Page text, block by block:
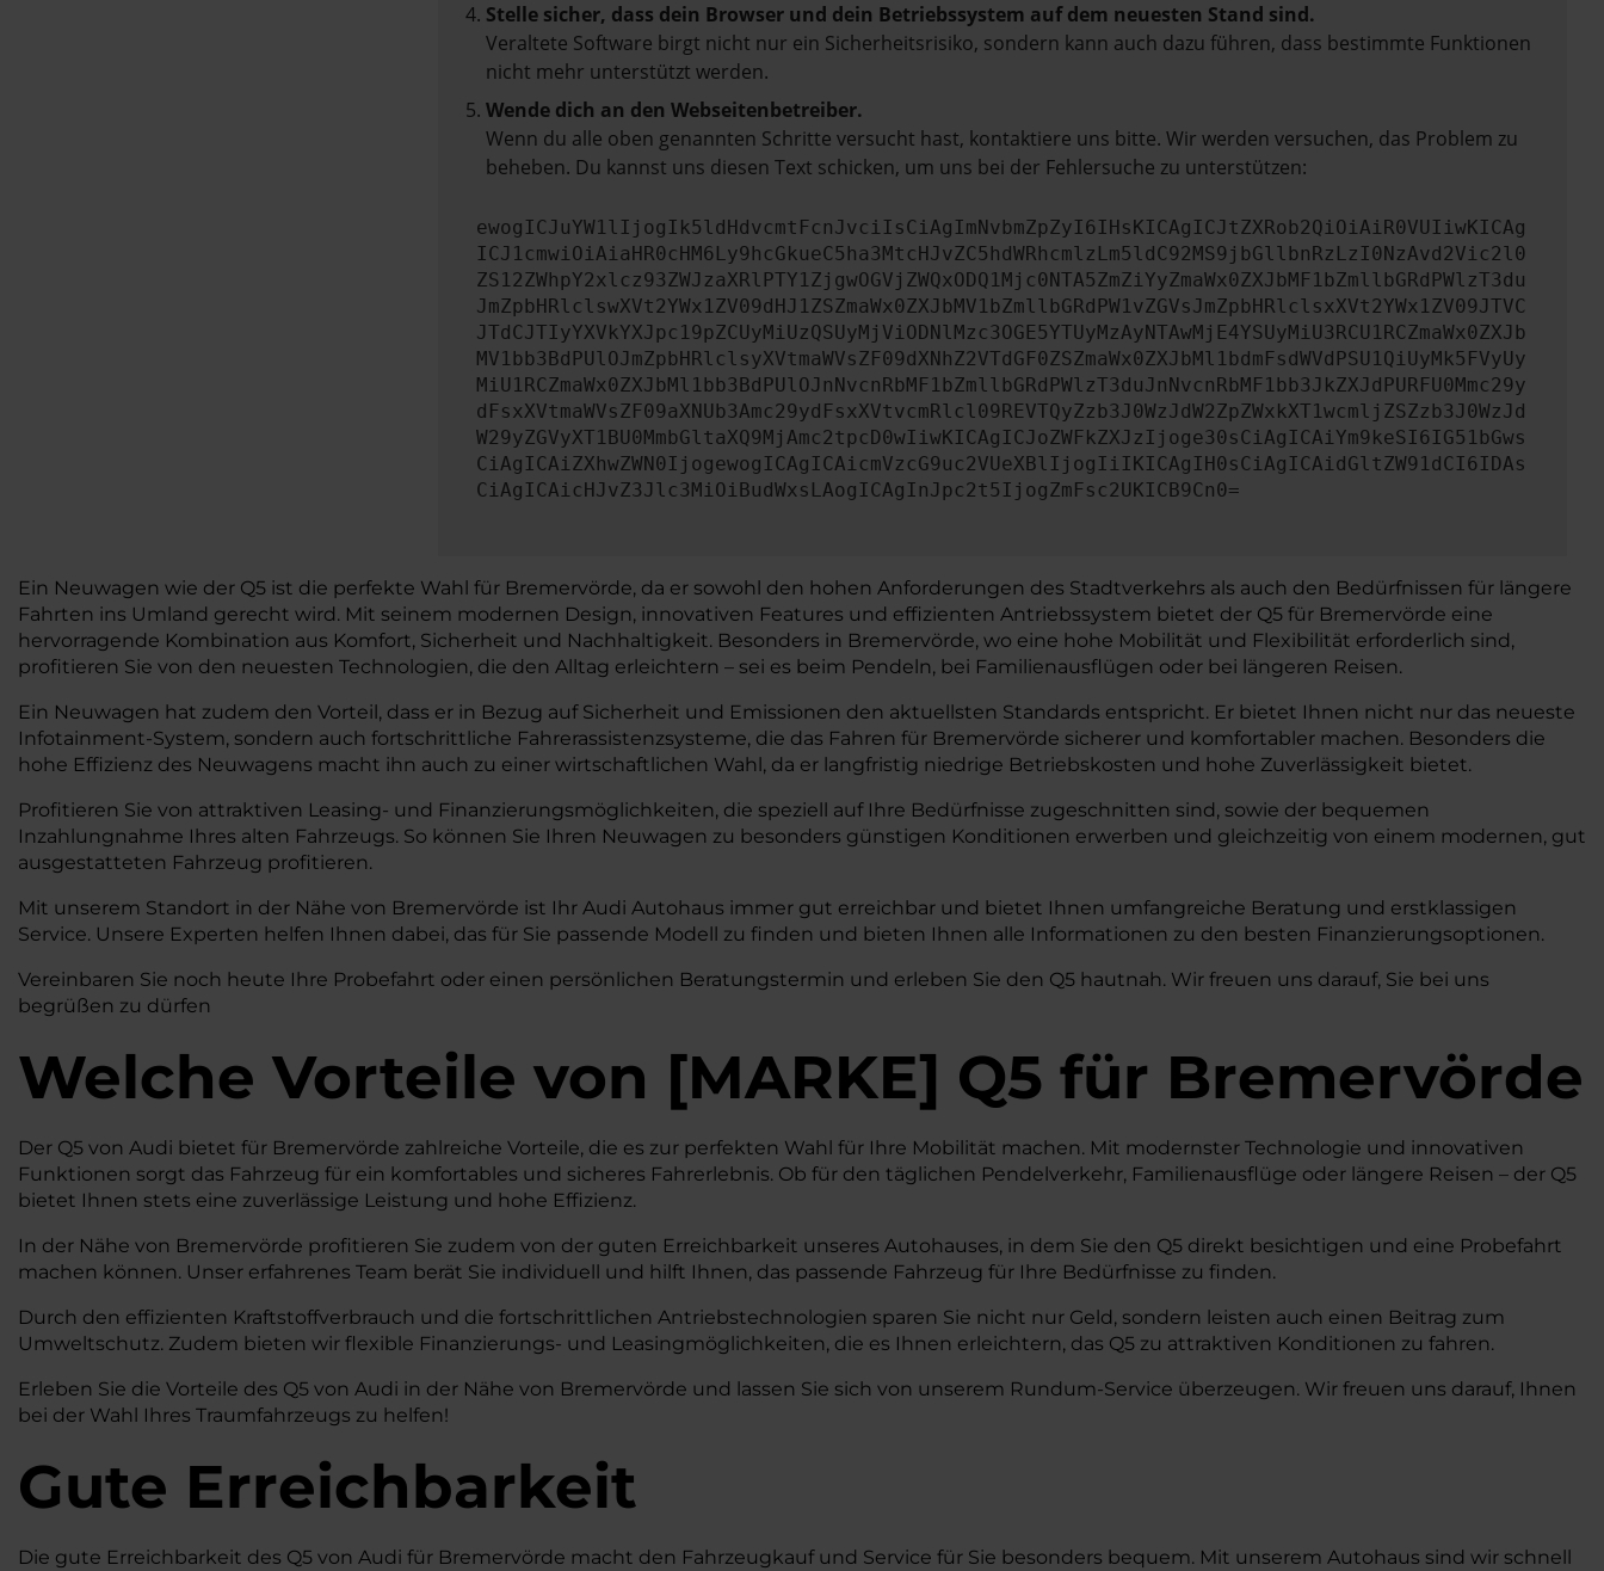
Stelle sicher, dass dein Browser und dein Betriebssystem auf dem neuesten Stand sind.
Veraltete Software birgt nicht nur ein Sicherheitsrisiko, sondern kann auch dazu führen, dass bestimmte Funktionen
nicht mehr unterstützt werden.
Wende dich an den Webseitenbetreiber.
Wenn du alle oben genannten Schritte versucht hast, kontaktiere uns bitte. Wir werden versuchen, das Problem zu
beheben. Du kannst uns diesen Text schicken, um uns bei der Fehlersuche zu unterstützen:
ewogICJuYW1lIjogIk5ldHdvcmtFcnJvciIsCiAgImNvbmZpZyI6IHsKICAgICJtZXRob2QiOiAiR0VUIiwKICAg
ICJ1cmwiOiAiaHR0cHM6Ly9hcGkueC5ha3MtcHJvZC5hdWRhcmlzLm5ldC92MS9jbGllbnRzLzI0NzAvd2Vic2l0
ZS12ZWhpY2xlcz93ZWJzaXRlPTY1ZjgwOGVjZWQxODQ1Mjc0NTA5ZmZiYyZmaWx0ZXJbMF1bZmllbGRdPWlzT3du
JmZpbHRlclswXVt2YWx1ZV09dHJ1ZSZmaWx0ZXJbMV1bZmllbGRdPW1vZGVsJmZpbHRlclsxXVt2YWx1ZV09JTVC
JTdCJTIyYXVkYXJpc19pZCUyMiUzQSUyMjViODNlMzc3OGE5YTUyMzAyNTAwMjE4YSUyMiU3RCU1RCZmaWx0ZXJb
MV1bb3BdPUlOJmZpbHRlclsyXVtmaWVsZF09dXNhZ2VTdGF0ZSZmaWx0ZXJbMl1bdmFsdWVdPSU1QiUyMk5FVyUy
MiU1RCZmaWx0ZXJbMl1bb3BdPUlOJnNvcnRbMF1bZmllbGRdPWlzT3duJnNvcnRbMF1bb3JkZXJdPURFU0Mmc29y
dFsxXVtmaWVsZF09aXNUb3Amc29ydFsxXVtvcmRlcl09REVTQyZzb3J0WzJdW2ZpZWxkXT1wcmljZSZzb3J0WzJd
W29yZGVyXT1BU0MmbGltaXQ9MjAmc2tpcD0wIiwKICAgICJoZWFkZXJzIjoge30sCiAgICAiYm9keSI6IG51bGws
CiAgICAiZXhwZWN0IjogewogICAgICAicmVzcG9uc2VUeXBlIjogIiIKICAgIH0sCiAgICAidGltZW91dCI6IDAs
CiAgICAicHJvZ3Jlc3MiOiBudWxsLAogICAgInJpc2t5IjogZmFsc2UKICB9Cn0=
Ein Neuwagen wie der Q5 ist die perfekte Wahl für Bremervörde, da er sowohl den hohen Anforderungen des Stadtverkehrs als auch den Bedürfnissen für längere
Fahrten ins Umland gerecht wird. Mit seinem modernen Design, innovativen Features und effizienten Antriebssystem bietet der Q5 für Bremervörde eine
hervorragende Kombination aus Komfort, Sicherheit und Nachhaltigkeit. Besonders in Bremervörde, wo eine hohe Mobilität und Flexibilität erforderlich sind,
profitieren Sie von den neuesten Technologien, die den Alltag erleichtern – sei es beim Pendeln, bei Familienausflügen oder bei längeren Reisen.
Ein Neuwagen hat zudem den Vorteil, dass er in Bezug auf Sicherheit und Emissionen den aktuellsten Standards entspricht. Er bietet Ihnen nicht nur das neueste
Infotainment-System, sondern auch fortschrittliche Fahrerassistenzsysteme, die das Fahren für Bremervörde sicherer und komfortabler machen. Besonders die
hohe Effizienz des Neuwagens macht ihn auch zu einer wirtschaftlichen Wahl, da er langfristig niedrige Betriebskosten und hohe Zuverlässigkeit bietet.
Profitieren Sie von attraktiven Leasing- und Finanzierungsmöglichkeiten, die speziell auf Ihre Bedürfnisse zugeschnitten sind, sowie der bequemen
Inzahlungnahme Ihres alten Fahrzeugs. So können Sie Ihren Neuwagen zu besonders günstigen Konditionen erwerben und gleichzeitig von einem modernen, gut
ausgestatteten Fahrzeug profitieren.
Mit unserem Standort in der Nähe von Bremervörde ist Ihr Audi Autohaus immer gut erreichbar und bietet Ihnen umfangreiche Beratung und erstklassigen
Service. Unsere Experten helfen Ihnen dabei, das für Sie passende Modell zu finden und bieten Ihnen alle Informationen zu den besten Finanzierungsoptionen.
Vereinbaren Sie noch heute Ihre Probefahrt oder einen persönlichen Beratungstermin und erleben Sie den Q5 hautnah. Wir freuen uns darauf, Sie bei uns
begrüßen zu dürfen
Welche Vorteile von [MARKE] Q5 für Bremervörde
Der Q5 von Audi bietet für Bremervörde zahlreiche Vorteile, die es zur perfekten Wahl für Ihre Mobilität machen. Mit modernster Technologie und innovativen
Funktionen sorgt das Fahrzeug für ein komfortables und sicheres Fahrerlebnis. Ob für den täglichen Pendelverkehr, Familienausflüge oder längere Reisen – der Q5
bietet Ihnen stets eine zuverlässige Leistung und hohe Effizienz.
In der Nähe von Bremervörde profitieren Sie zudem von der guten Erreichbarkeit unseres Autohauses, in dem Sie den Q5 direkt besichtigen und eine Probefahrt
machen können. Unser erfahrenes Team berät Sie individuell und hilft Ihnen, das passende Fahrzeug für Ihre Bedürfnisse zu finden.
Durch den effizienten Kraftstoffverbrauch und die fortschrittlichen Antriebstechnologien sparen Sie nicht nur Geld, sondern leisten auch einen Beitrag zum
Umweltschutz. Zudem bieten wir flexible Finanzierungs- und Leasingmöglichkeiten, die es Ihnen erleichtern, das Q5 zu attraktiven Konditionen zu fahren.
Erleben Sie die Vorteile des Q5 von Audi in der Nähe von Bremervörde und lassen Sie sich von unserem Rundum-Service überzeugen. Wir freuen uns darauf, Ihnen
bei der Wahl Ihres Traumfahrzeugs zu helfen!
Gute Erreichbarkeit
Die gute Erreichbarkeit des Q5 von Audi für Bremervörde macht den Fahrzeugkauf und Service für Sie besonders bequem. Mit unserem Autohaus sind wir schnell